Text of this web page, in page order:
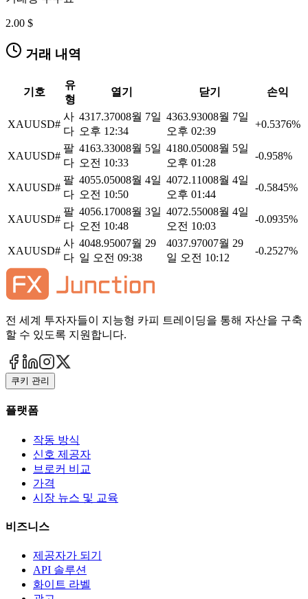
2.00 $
거래 내역
기호
유
형
열기 닫기 손익
XAUUSD#
사
다
4317.37008월 7일
오후 12:34
4363.93008월 7일
오후 02:39
+0.5376%
XAUUSD#
팔
다
4163.33008월 5일
오전 10:33
4180.05008월 5일
오후 01:28
-0.958%
XAUUSD#
팔
다
4055.05008월 4일
오전 10:50
4072.11008월 4일
오후 01:44
-0.5845%
XAUUSD#
팔
다
4056.17008월 3일
오전 10:48
4072.55008월 4일
오전 10:03
-0.0935%
XAUUSD#
사
다
4048.95007월 29
일 오전 09:38
4037.97007월 29
일 오전 10:12
-0.2527%
전 세계 투자자들이 지능형 카피 트레이딩을 통해 자산을 구축
할 수 있도록 지원합니다.
쿠키 관리
플랫폼
작동 방식
신호 제공자
브로커 비교
가격
시장 뉴스 및 교육
비즈니스
제공자가 되기
API 솔루션
화이트 라벨